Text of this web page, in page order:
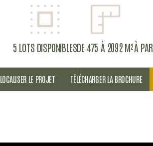
5 LOTS DISPONIBLESDE 475 À 2092 M²À
LOCALISER LE PROJET TÉLÉCHARGER LA BROCHURE